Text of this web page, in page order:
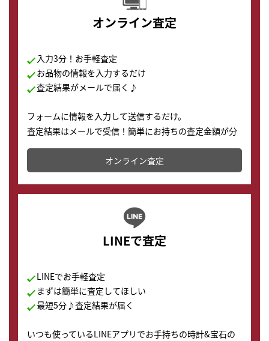
オンライン査定
入力3分！お手軽査定
お品物の情報を入力するだけ
査定結果がメールで届く♪
フォームに情報を入力して送信するだけ。
査定結果はメールで受信！簡単にお持ちの査定金額が分
かります。
オンライン査定
LINEで査定
LINEでお手軽査定
まずは簡単に査定してほしい
最短5分♪査定結果が届く
いつも使っているLINEアプリでお手持ちの時計&宝石の